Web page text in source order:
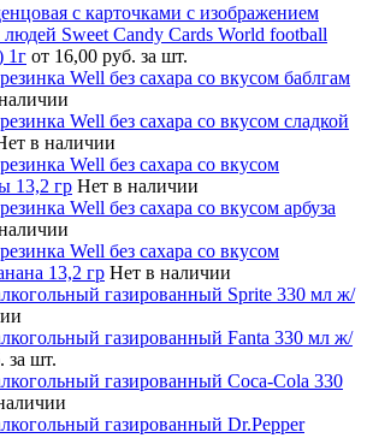
с карточками с изображением
Sweet Candy Cards World football
1г от 16,00 руб. за шт.
Well без сахара со вкусом баблгам
Well без сахара со вкусом сладкой
в наличии
Well без сахара со вкусом
13,2 гр Нет в наличии
Well без сахара со вкусом арбуза
Well без сахара со вкусом
13,2 гр Нет в наличии
газированный Sprite 330 мл ж/
газированный Fanta 330 мл ж/
за шт.
газированный Coca-Cola 330
газированный Dr.Pepper